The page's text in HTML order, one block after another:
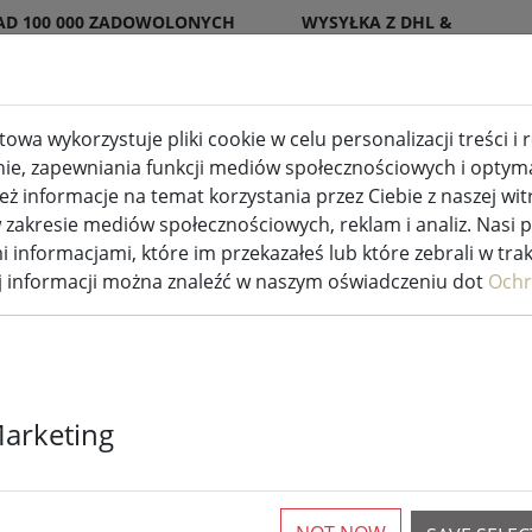
100 000 ZADOWOLONYCH
WYSYŁKA Z DHL &
i zewnętrzne
Kuchnia i jedzenie
dekoracja
Łańcuch
Lumineo
zewnętrzny
wykorzystuje pliki cookie w celu personalizacji treści i
zapewniania funkcji mediów społecznościowych i
informacje na temat korzystania przez Ciebie z naszej
mediów społecznościowych, reklam i analiz. Nasi
informacjami, które im przekazałeś lub które zebrali w
informacji można znaleźć w naszym oświadczeniu dot